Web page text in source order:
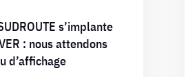
s’implante
: nous attendons
d’affichage